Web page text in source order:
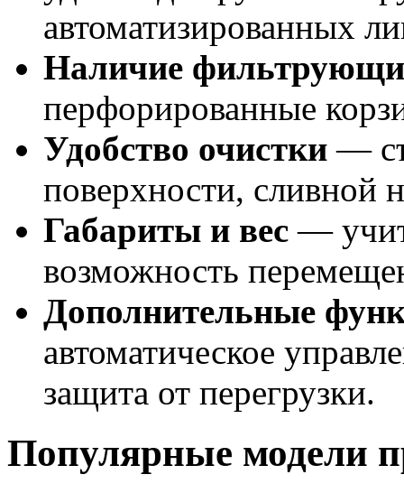
автоматизированных
Наличие
перфорированные
Удобство очистки —
поверхности, сливной
Габариты и вес —
возможность
Дополнительные
автоматическое
защита от перегрузки.
Популярные модели